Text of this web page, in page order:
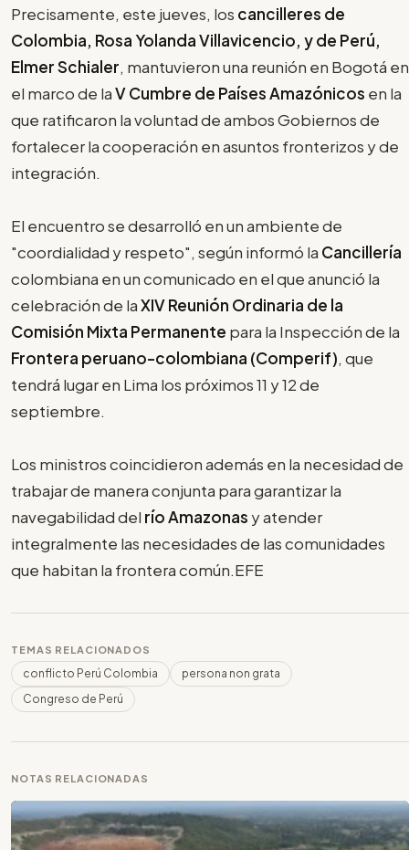
Precisamente, este jueves, los cancilleres de
Colombia, Rosa Yolanda Villavicencio, y de Perú,
Elmer Schialer, mantuvieron una reunión en Bogotá en
el marco de laV Cumbre de Países Amazónicos en la
que ratificaron la voluntad de ambos Gobiernos de
fortalecer la cooperación en asuntos fronterizos y de
integración.
El encuentro se desarrolló en un ambiente de
"coordialidad y respeto", según informó la Cancillería
colombiana en un comunicado en el que anunció la
celebración de laXIV Reunión Ordinaria de la
Comisión Mixta Permanente para la Inspección de la
Frontera peruano-colombiana (Comperif), que
tendrá lugar en Lima los próximos 11 y 12 de
septiembre.
Los ministros coincidieron además en la necesidad de
trabajar de manera conjunta para garantizar la
navegabilidad del río Amazonas y atender
integralmente las necesidades de las comunidades
que habitan la frontera común.EFE
TEMAS RELACIONADOS
conflicto Perú Colombia
persona non grata
Congreso de Perú
NOTAS RELACIONADAS